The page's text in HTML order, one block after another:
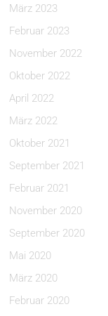
März 2023
Februar 2023
November 2022
Oktober 2022
April 2022
März 2022
Oktober 2021
September 2021
Februar 2021
November 2020
September 2020
Mai 2020
März 2020
Februar 2020